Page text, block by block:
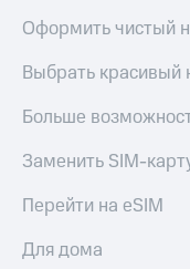
Оформить чистый
Выбрать красивый
Больше
Заменить SIM-
Перейти на eSIM
Для дома